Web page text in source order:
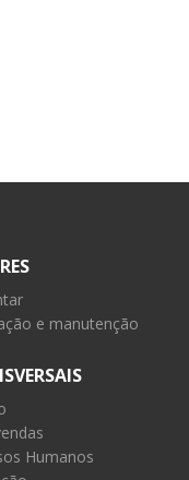
e manutenção
Humanos